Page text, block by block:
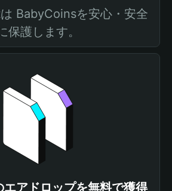
BabyCoinsを安心・安全
保護します。
アドロップを無料で獲得